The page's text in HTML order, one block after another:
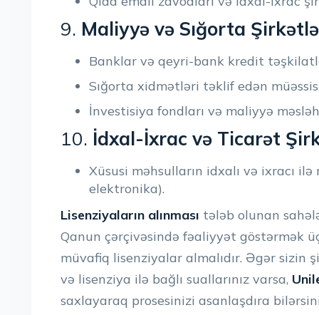
9. Maliyyə və Sığorta
Banklar və qeyri-bank kredit
Sığorta xidmətləri təklif edən
İnvestisiya fondları və maliyyə
10. İdxal-İxrac və Ticarət
Xüsusi məhsulların idxalı və ixracı
elektronika).
Lisenziyaların alınması tələb olunan
Qanun çərçivəsində fəaliyyət göstərmək
müvafiq lisenziyalar almalıdır. Əgər
və lisenziya ilə bağlı suallarınız varsa,
saxlayaraq prosesinizi asanlaşdıra